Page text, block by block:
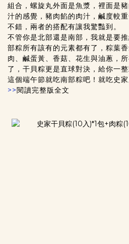
組合，螺旋丸外面是魚漿，裡面是
汁的感覺，豬肉餡的肉汁，鹹度較
不錯，兩者的搭配有讓我驚豔到。
不管你是北部還是南部，我就是要
部粽所有該有的元素都有了，粽葉
肉、鹹蛋黃、香菇、花生與油蔥，
了，干貝粽更是直球對決，給你一
這個端午節就吃南部粽吧！就吃史
>>閱讀完整版全文